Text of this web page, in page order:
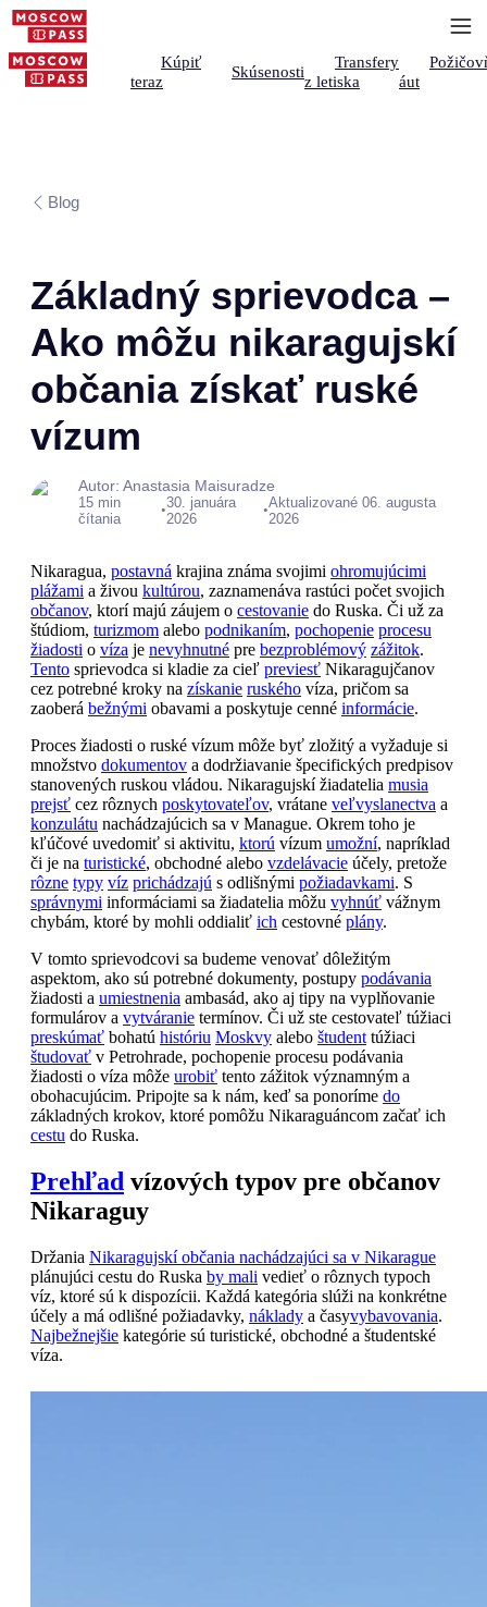
Kúpiť
teraz
Skúsenosti
Transfery
z letiska
áut
Blog
Základný sprievodca –
Ako môžu nikaragujskí
občania získať ruské
vízum
Autor: Anastasia Maisuradze
15 min
čítania
•30. januára
2026
•Aktualizované 06. augusta
2026
Nikaragua, postavná krajina známa svojimi ohromujúcimi
plážami a živou kultúrou, zaznamenáva rastúci počet svojich
občanov, ktorí majú záujem o cestovanie do Ruska. Či už za
štúdiom, turizmom alebo podnikaním, pochopenie procesu
žiadosti o víza je nevyhnutné pre bezproblémový zážitok.
Tento sprievodca si kladie za cieľ previesť Nikaragujčanov
cez potrebné kroky na získanie ruského víza, pričom sa
zaoberá bežnými obavami a poskytuje cenné informácie.
Proces žiadosti o ruské vízum môže byť zložitý a vyžaduje si
množstvo dokumentov a dodržiavanie špecifických predpisov
stanovených ruskou vládou. Nikaragujskí žiadatelia musia
prejsť cez rôznych poskytovateľov, vrátane veľvyslanectva a
konzulátu nachádzajúcich sa v Manague. Okrem toho je
kľúčové uvedomiť si aktivitu, ktorú vízum umožní, napríklad
či je na turistické, obchodné alebo vzdelávacie účely, pretože
rôzne typy víz prichádzajú s odlišnými požiadavkami. S
správnymi informáciami sa žiadatelia môžu vyhnúť vážnym
chybám, ktoré by mohli oddialiť ich cestovné plány.
V tomto sprievodcovi sa budeme venovať dôležitým
aspektom, ako sú potrebné dokumenty, postupy podávania
žiadosti a umiestnenia ambasád, ako aj tipy na vyplňovanie
formulárov a vytváranie termínov. Či už ste cestovateľ túžiaci
preskúmať bohatú históriu Moskvy alebo študent túžiaci
študovať v Petrohrade, pochopenie procesu podávania
žiadosti o víza môže urobiť tento zážitok významným a
obohacujúcim. Pripojte sa k nám, keď sa ponoríme do
základných krokov, ktoré pomôžu Nikaraguáncom začať ich
cestu do Ruska.
Prehľad vízových typov pre občanov
Nikaraguy
Držania Nikaragujskí občania nachádzajúci sa v Nikarague
plánujúci cestu do Ruska by mali vedieť o rôznych typoch
víz, ktoré sú k dispozícii. Každá kategória slúži na konkrétne
účely a má odlišné požiadavky, náklady a časyvybavovania.
Najbežnejšie kategórie sú turistické, obchodné a študentské
víza.